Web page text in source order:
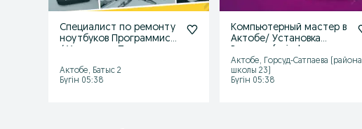
Специалист по ремонту
ноутбуков Программист
Актобе, Батыс 2
Бүгін 05:38
Компьютерный мастер в
Актобе/ Установка
Программист
Актобе, Горсуд-Сатпаева (района
школы 23)
Бүгін 05:38